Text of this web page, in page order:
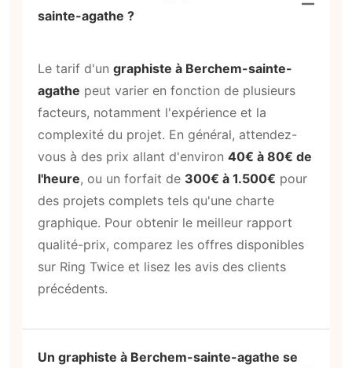
sainte-agathe ?
Le tarif d'un graphiste à Berchem-sainte-
agathe peut varier en fonction de plusieurs
facteurs, notamment l'expérience et la
complexité du projet. En général, attendez-
vous à des prix allant d'environ 40€ à 80€ de
l'heure, ou un forfait de 300€ à 1.500€ pour
des projets complets tels qu'une charte
graphique. Pour obtenir le meilleur rapport
qualité-prix, comparez les offres disponibles
sur Ring Twice et lisez les avis des clients
précédents.
Un graphiste à Berchem-sainte-agathe se